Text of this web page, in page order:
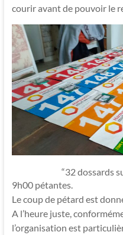
courir avant de pouvoir le
“32 dossards
9h00 pétantes.
Le coup de pétard est
A l’heure juste,
l’organisation est